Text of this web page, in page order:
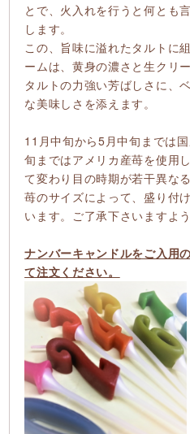
とで、火入れを行うと何とも
します。
この、旨味に溢れたタルトに
ームは、黄身の濃さと生クリ
タルトの力強い芳ばしさに、
な美味しさを添えます。
11月中旬から5月中旬までは
旬まではアメリカ産苺を使用
て変わり目の時期が若干異な
苺のサイズによって、盛り付
います。ご了承下さいますよ
ナンバーキャンドルをご入用
て注文ください。